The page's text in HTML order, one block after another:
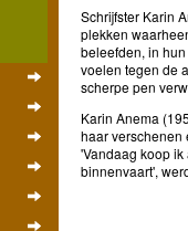
Schrijfster Karin
plekken
beleefden, in
voelen tegen de
scherpe pen
Karin Anema
haar verschenen
'Vandaag koop
binnenvaart',